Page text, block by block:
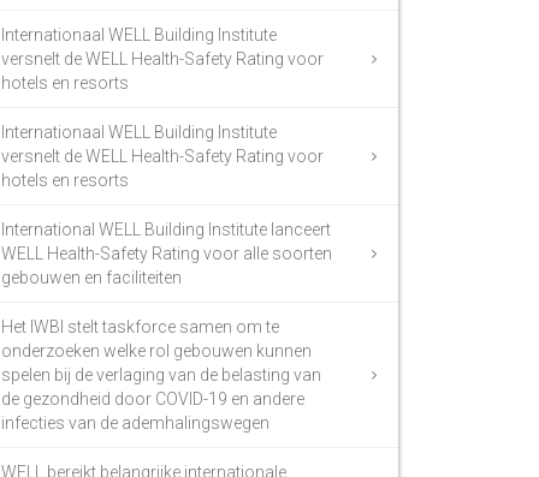
Internationaal WELL Building Institute
versnelt de WELL Health-Safety Rating voor
hotels en resorts
Internationaal WELL Building Institute
versnelt de WELL Health-Safety Rating voor
hotels en resorts
International WELL Building Institute lanceert
WELL Health-Safety Rating voor alle soorten
gebouwen en faciliteiten
Het IWBI stelt taskforce samen om te
onderzoeken welke rol gebouwen kunnen
spelen bij de verlaging van de belasting van
de gezondheid door COVID-19 en andere
infecties van de ademhalingswegen
WELL bereikt belangrijke internationale